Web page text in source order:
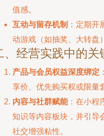
值感。
互动与留存机制 ：定期
动游戏（如抽奖、大转盘
、经营实践中的关
产品与会员权益深度绑定
享价、优先购买权或限量
内容与社群赋能：在小程
知识等内容板块，并引导
社交增强粘性。